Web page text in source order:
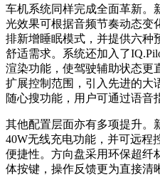
车机系统同样完成全面革新。
光效果可根据音频节奏动态变
排新增睡眠模式，并提供六种
舒适需求。系统还加入了
渲染功能，使驾驶辅助状态更
扩展控制范围，引入先进的大
随心搜功能，用户可通过语音
其他配置层面亦有多项提升。
40W无线充电功能，并可远程
便捷性。方向盘采用环保超纤
体按键，操作反馈更为直接清